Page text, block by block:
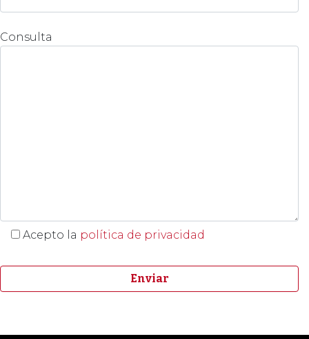
Consulta
Acepto la política de privacidad